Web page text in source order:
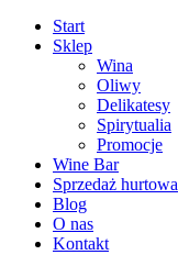
Start
Sklep
Wina
Oliwy
Delikatesy
Spirytualia
Promocje
Wine Bar
Sprzedaż hurtowa
Blog
O nas
Kontakt